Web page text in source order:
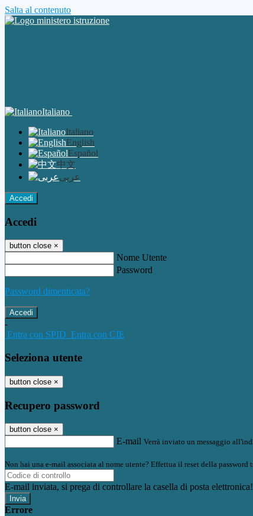
Salta al contenuto
Italiano
Italiano
English
Español
中文
عربى
Accedi
Accedi
button close ×
Nome Utente
Password
Password dimenticata?
-
Entra con SPID Entra con CIE
Seleziona utente
button close ×
Recupero password
button close ×
E-mail Verrà inviato un messaggio
Non hai una e-mail associata al nome utente? Effettua il reset della password
E-mail inviata, si prega di controllare la casella di posta elettronica!
Errore